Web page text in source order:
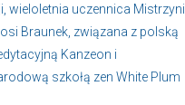
wieloletnia uczennica Mistrzyni
Braunek, związana z polską
Kanzeon i
szkołą zen White Plum